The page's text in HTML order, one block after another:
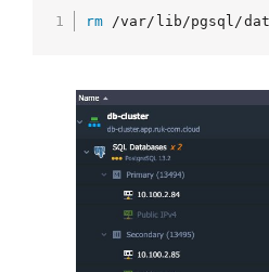
rm /var/lib/pgsql/